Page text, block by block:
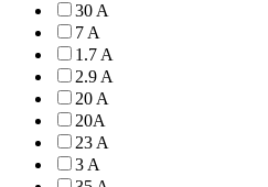
30 A
7 A
1.7 A
2.9 A
20 A
20A
23 A
3 A